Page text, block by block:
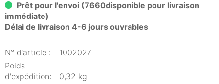
Prêt pour l'envoi (7660disponible pour livraison
immédiate)
Délai de livraison 4-6 jours ouvrables
N° d'article :
1002027
Poids
d'expédition:
0,32 kg